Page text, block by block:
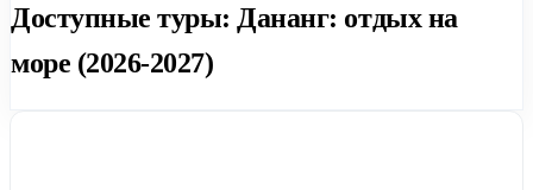
Доступные туры: Дананг: отдых на
море (2026-2027)